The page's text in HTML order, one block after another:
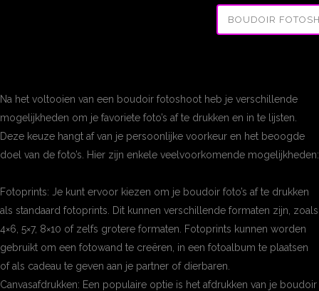
BOUDOIR
Na het voltooien van een boudoir fotoshoot heb je verschillende
mogelijkheden om je favoriete foto’s af te drukken en in te lijsten.
Deze keuze hangt af van je persoonlijke voorkeur en het beoogde
doel van de foto’s. Hier zijn enkele veelvoorkomende mogelijkheden:
Fotoprints: Je kunt ervoor kiezen om je boudoir foto’s af te drukken
als standaard fotoprints. Dit kunnen verschillende formaten zijn, zoals
4×6, 5×7, 8×10 of zelfs grotere formaten. Fotoprints kunnen worden
gebruikt om een fotowand te creëren, in een fotoalbum te plaatsen
of als cadeau te geven aan je partner of dierbaren.
Canvasafdrukken: Een populaire optie is het afdrukken van je boudoir